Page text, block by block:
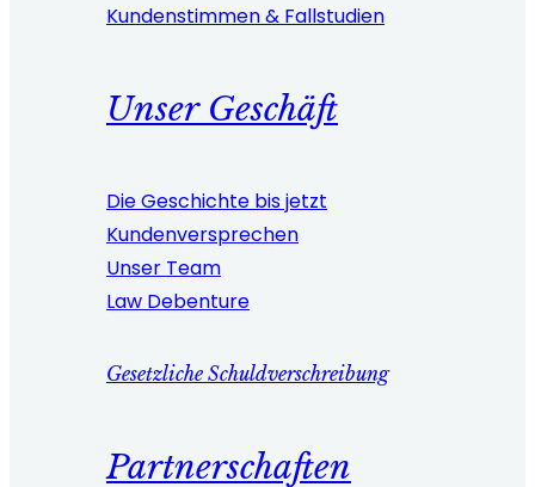
Kundenstimmen & Fallstudien
Unser Geschäft
Die Geschichte bis jetzt
Kundenversprechen
Unser Team
Law Debenture
Gesetzliche Schuldverschreibung
Partnerschaften